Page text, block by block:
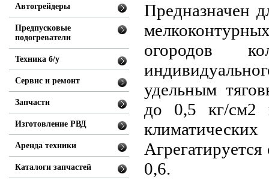
Предназначен
огородов
удельным
до 0,5 кг/см2
0,6.
Автогрейдеры
Предпусковые
подогреватели
Техника б/у
Сервис и ремонт
Запчасти
Изготовление РВД
Аренда техники
Каталоги запчастей